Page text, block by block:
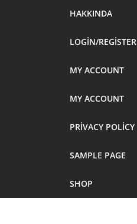
HAKKINDA
LOGIN/REGISTER
MY ACCOUNT
MY ACCOUNT
PRIVACY POLICY
SAMPLE PAGE
SHOP